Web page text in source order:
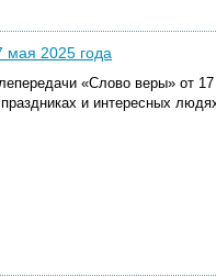
мая 2025 года
«Слово веры» от
и интересных